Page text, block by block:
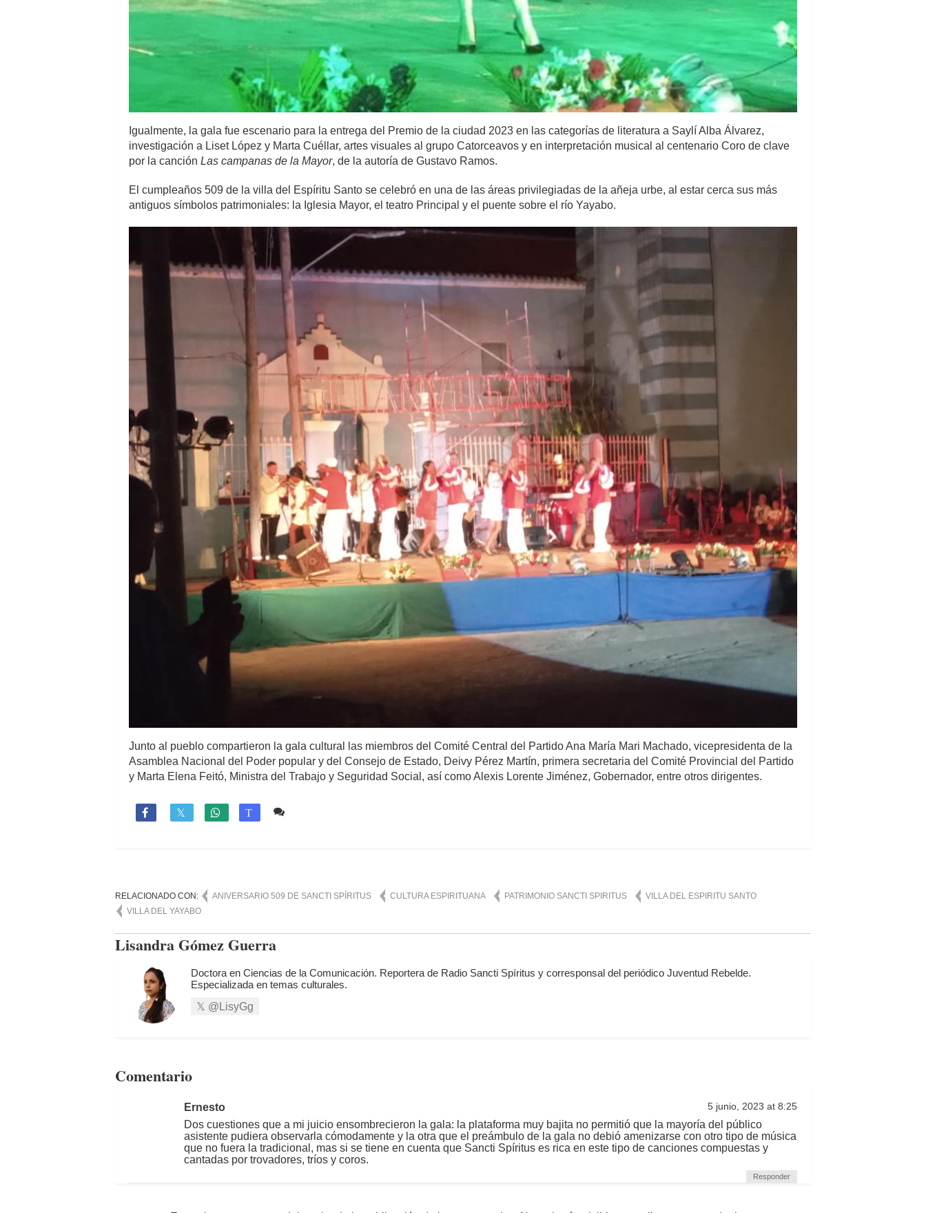
Igualmente, la gala fue escenario para la entrega del Premio de la ciudad 2023 en las categorías de literatura a Saylí Alba Álvarez,
investigación a Liset López y Marta Cuéllar, artes visuales al grupo Catorceavos y en interpretación musical al centenario Coro de clave
por la canción Las campanas de la Mayor, de la autoría de Gustavo Ramos.
El cumpleaños 509 de la villa del Espíritu Santo se celebró en una de las áreas privilegiadas de la añeja urbe, al estar cerca sus más
antiguos símbolos patrimoniales: la Iglesia Mayor, el teatro Principal y el puente sobre el río Yayabo.
Junto al pueblo compartieron la gala cultural las miembros del Comité Central del Partido Ana María Mari Machado, vicepresidenta de la
Asamblea Nacional del Poder popular y del Consejo de Estado, Deivy Pérez Martín, primera secretaria del Comité Provincial del Partido
y Marta Elena Feitó, Ministra del Trabajo y Seguridad Social, así como Alexis Lorente Jiménez, Gobernador, entre otros dirigentes.
 T
RELACIONADO CON: ANIVERSARIO 509 DE SANCTI SPÍRITUS CULTURA ESPIRITUANA PATRIMONIO SANCTI SPIRITUS
VILLA DEL ESPIRITU SANTO
VILLA DEL YAYABO
Lisandra Gómez Guerra
Doctora en Ciencias de la Comunicación. Reportera de Radio Sancti Spíritus y corresponsal del periódico Juventud Rebelde.
Especializada en temas culturales.
@LisyGg
Comentario
Ernesto 5 junio, 2023 at 8:25
Dos cuestiones que a mi juicio ensombrecieron la gala: la plataforma muy bajita no permitió que la mayoría del público
asistente pudiera observarla cómodamente y la otra que el preámbulo de la gala no debió amenizarse con otro tipo de música
que no fuera la tradicional, mas si se tiene en cuenta que Sancti Spíritus es rica en este tipo de canciones compuestas y
cantadas por trovadores, tríos y coros.
Responder